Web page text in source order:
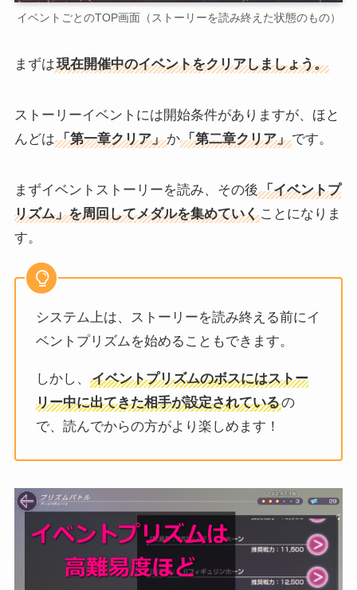
イベントごとのTOP画面（ストーリーを読み終えた状態のもの）
まずは現在開催中のイベントをクリアしましょう。
ストーリーイベントには開始条件がありますが、ほと
んどは「第一章クリア」か「第二章クリア」です。
まずイベントストーリーを読み、その後「イベントプ
リズム」を周回してメダルを集めていくことになりま
す。
システム上は、ストーリーを読み終える前にイ
ベントプリズムを始めることもできます。
しかし、イベントプリズムのボスにはストー
リー中に出てきた相手が設定されているの
で、読んでからの方がより楽しめます！